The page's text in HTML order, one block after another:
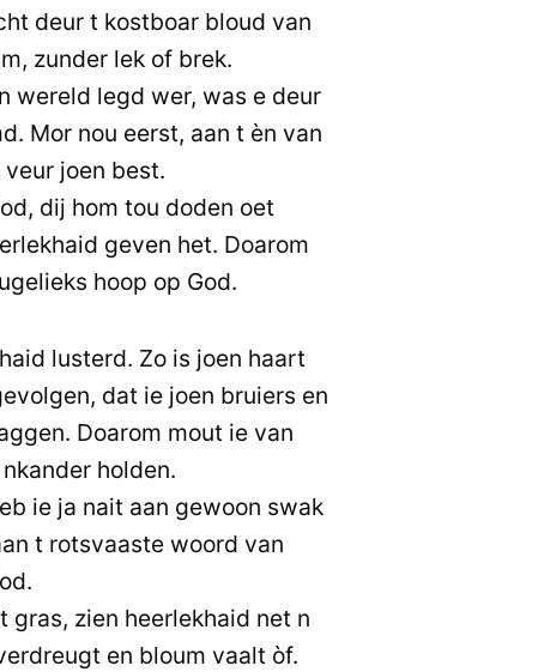
deur t kostboar bloud van
zunder lek of brek.
wereld legd wer, was e deur
Mor nou eerst, aan t èn van
joen best.
dij hom tou doden oet
geven het. Doarom
hoop op God.
lusterd. Zo is joen haart
dat ie joen bruiers en
Doarom mout ie van
holden.
ie ja nait aan gewoon swak
t rotsvaaste woord van
gras, zien heerlekhaid net n
en bloum vaalt òf.